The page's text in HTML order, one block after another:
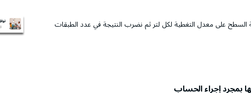
السطح على معدل التغطية لكل لتر ثم نضرب النتيجة في عدد الطبقات
بمجرد إجراء الحساب